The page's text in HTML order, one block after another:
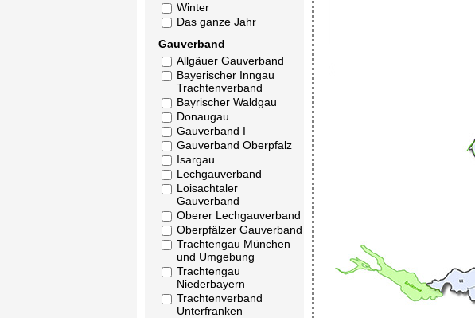
Winter
Das ganze Jahr
Gauverband
Allgäuer Gauverband
Bayerischer Inngau
Trachtenverband
Bayrischer Waldgau
Donaugau
Gauverband I
Gauverband Oberpfalz
Isargau
Lechgauverband
Loisachtaler
Gauverband
Oberer Lechgauverband
Oberpfälzer Gauverband
Trachtengau München
und Umgebung
Trachtengau
Niederbayern
Trachtenverband
Unterfranken